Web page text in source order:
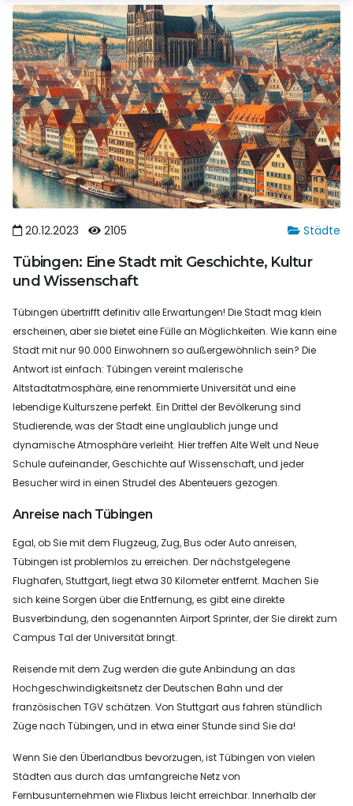
Städte
20.12.2023 2105
Tübingen: Eine Stadt mit Geschichte, Kultur
und Wissenschaft
Tübingen übertrifft definitiv alle Erwartungen! Die Stadt mag klein
erscheinen, aber sie bietet eine Fülle an Möglichkeiten. Wie kann eine
Stadt mit nur 90.000 Einwohnern so außergewöhnlich sein? Die
Antwort ist einfach: Tübingen vereint malerische
Altstadtatmosphäre, eine renommierte Universität und eine
lebendige Kulturszene perfekt. Ein Drittel der Bevölkerung sind
Studierende, was der Stadt eine unglaublich junge und
dynamische Atmosphäre verleiht. Hier treffen Alte Welt und Neue
Schule aufeinander, Geschichte auf Wissenschaft, und jeder
Besucher wird in einen Strudel des Abenteuers gezogen.
Anreise nach Tübingen
Egal, ob Sie mit dem Flugzeug, Zug, Bus oder Auto anreisen,
Tübingen ist problemlos zu erreichen. Der nächstgelegene
Flughafen, Stuttgart, liegt etwa 30 Kilometer entfernt. Machen Sie
sich keine Sorgen über die Entfernung, es gibt eine direkte
Busverbindung, den sogenannten Airport Sprinter, der Sie direkt zum
Campus Tal der Universität bringt.
Reisende mit dem Zug werden die gute Anbindung an das
Hochgeschwindigkeitsnetz der Deutschen Bahn und der
französischen TGV schätzen. Von Stuttgart aus fahren stündlich
Züge nach Tübingen, und in etwa einer Stunde sind Sie da!
Wenn Sie den Überlandbus bevorzugen, ist Tübingen von vielen
Städten aus durch das umfangreiche Netz von
Fernbusunternehmen wie Flixbus leicht erreichbar. Innerhalb der